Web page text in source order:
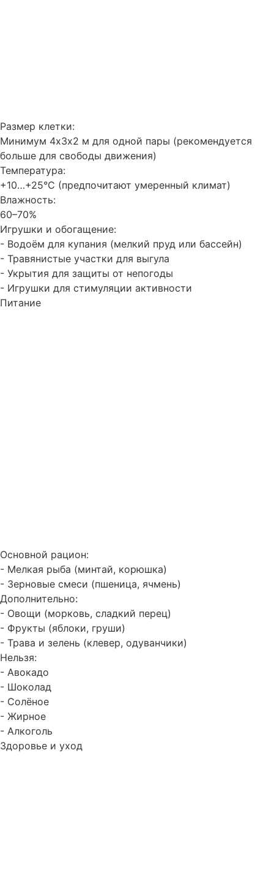
Размер клетки:
Минимум 4х3х2 м для одной пары (рекомендуется
больше для свободы движения)
Температура:
+10…+25°C (предпочитают умеренный климат)
Влажность:
60–70%
Игрушки и обогащение:
- Водоём для купания (мелкий пруд или бассейн)
- Травянистые участки для выгула
- Укрытия для защиты от непогоды
- Игрушки для стимуляции активности
Питание
Основной рацион:
- Мелкая рыба (минтай, корюшка)
- Зерновые смеси (пшеница, ячмень)
Дополнительно:
- Овощи (морковь, сладкий перец)
- Фрукты (яблоки, груши)
- Трава и зелень (клевер, одуванчики)
Нельзя:
- Авокадо
- Шоколад
- Солёное
- Жирное
- Алкоголь
Здоровье и уход